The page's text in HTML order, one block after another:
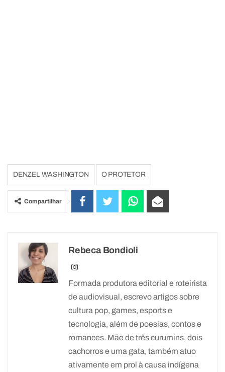
DENZEL WASHINGTON O PROTETOR
Compartilhar
Rebeca Bondioli
Formada produtora editorial e roteirista
de audiovisual, escrevo artigos sobre
cultura pop, games, esports e
tecnologia, além de poesias, contos e
romances. Mãe de três curumins, dois
cachorros e uma gata, também atuo
ativamente em prol à causa indígena